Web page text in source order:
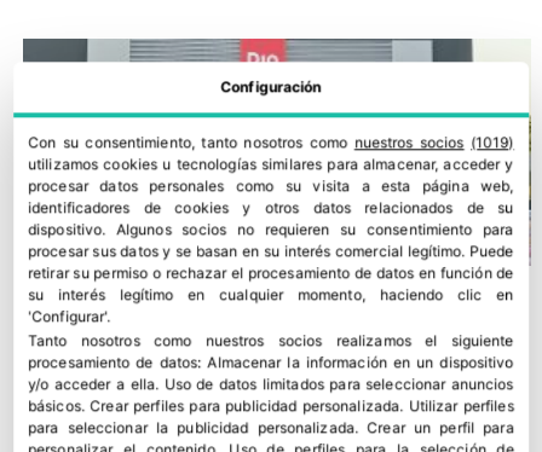
Configuración
Con su consentimiento, tanto nosotros como nuestros socios (1019)
utilizamos cookies u tecnologías similares para almacenar, acceder y
procesar datos personales como su visita a esta página web,
identificadores de cookies y otros datos relacionados de su
dispositivo. Algunos socios no requieren su consentimiento para
procesar sus datos y se basan en su interés comercial legítimo. Puede
retirar su permiso o rechazar el procesamiento de datos en función de
su interés legítimo en cualquier momento, haciendo clic en
'Configurar'.
Tanto nosotros como nuestros socios realizamos el siguiente
procesamiento de datos:Almacenar la información en un dispositivo
y/o acceder a ella. Uso de datos limitados para seleccionar anuncios
básicos.Crear perfiles para publicidad personalizada. Utilizar perfiles
para seleccionar la publicidad personalizada.Crear un perfil para